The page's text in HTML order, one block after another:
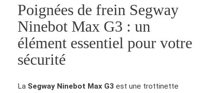
Poignées de frein Segway
Ninebot Max G3 : un
élément essentiel pour votre
sécurité
La Segway Ninebot Max G3 est une trottinette